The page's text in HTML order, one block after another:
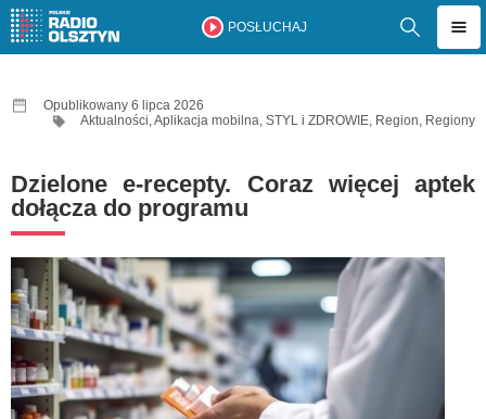
POSŁUCHAJ
Opublikowany 6 lipca 2026
Aktualności,Aplikacja mobilna, STYL i ZDROWIE, Region, Regiony
Dzielone e-recepty. Coraz więcej aptek
dołącza do programu